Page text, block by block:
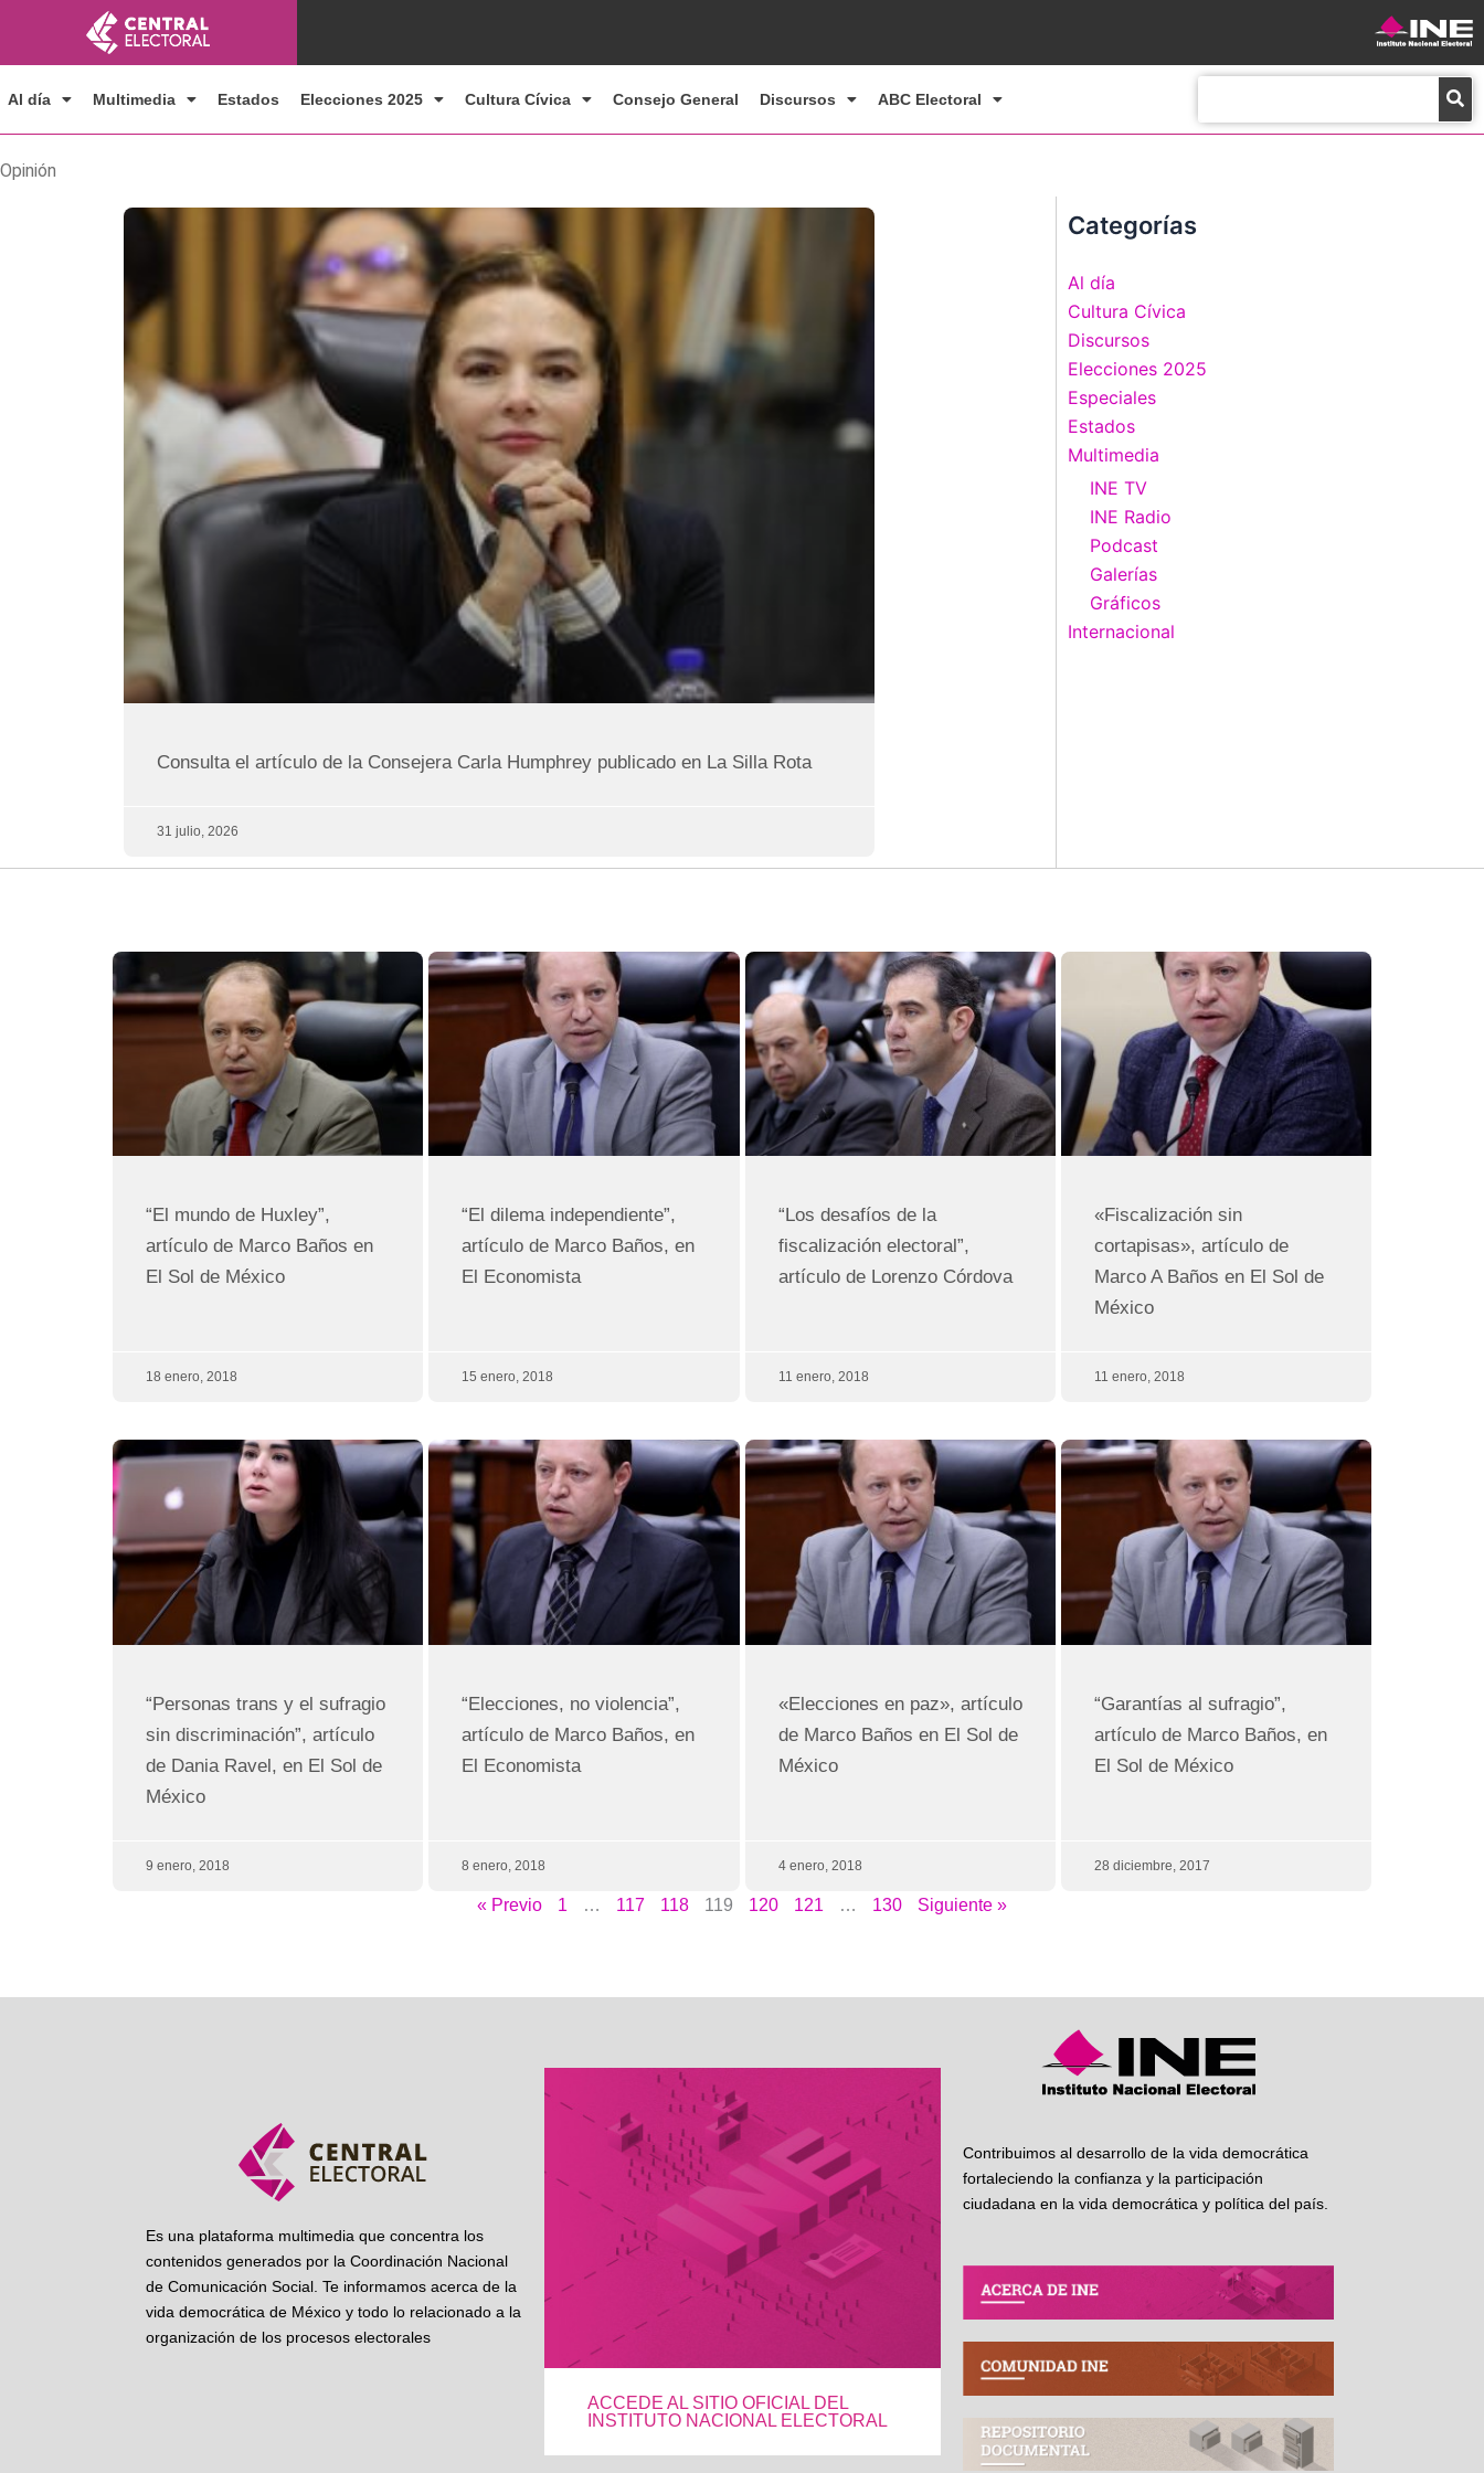
contenido
Al día Multimedia Estados Elecciones 2025 Cultura Cívica Consejo General Discursos ABC Electoral
Opinión
Consulta el artículo de la Consejera Carla Humphrey publicado en La Silla Rota
31 julio, 2026
Categorías
Al día
Cultura Cívica
Discursos
Elecciones 2025
Especiales
Estados
Multimedia
INE TV
INE Radio
Podcast
Galerías
Gráficos
Internacional
“El mundo de Huxley”,
artículo de Marco Baños en
El Sol de México
18 enero, 2018
“El dilema independiente”,
artículo de Marco Baños, en
El Economista
15 enero, 2018
“Los desafíos de la
fiscalización electoral”,
artículo de Lorenzo Córdova
11 enero, 2018
«Fiscalización sin
cortapisas», artículo de
Marco A Baños en El Sol de
México
11 enero, 2018
“Personas trans y el sufragio
sin discriminación”, artículo
de Dania Ravel, en El Sol de
México
9 enero, 2018
“Elecciones, no violencia”,
artículo de Marco Baños, en
El Economista
8 enero, 2018
«Elecciones en paz», artículo
de Marco Baños en El Sol de
México
4 enero, 2018
“Garantías al sufragio”,
artículo de Marco Baños, en
El Sol de México
28 diciembre, 2017
« Previo
Página
1 …
Página
117
Página
118
Página
119
Página
120
Página
121 …
Página
130 Siguiente »
Es una plataforma multimedia que concentra los
contenidos generados por la Coordinación Nacional
de Comunicación Social. Te informamos acerca de la
vida democrática de México y todo lo relacionado a la
organización de los procesos electorales
ACCEDE AL SITIO OFICIAL DEL
INSTITUTO NACIONAL ELECTORAL
Contribuimos al desarrollo de la vida democrática
fortaleciendo la confianza y la participación
ciudadana en la vida democrática y política del país.